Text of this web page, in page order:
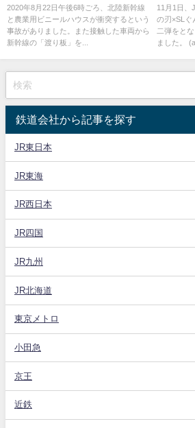
「かがやき号長野行き」などレ
アな行き先も
2020年8月22日午後6時ごろ、北陸新幹線
と農業用ビニールハウスが衝突するという
事故がありました。また接触した車両から
新幹線の「渡り板」を...
｢SLよ
交換 荻
売も
11月1日、
の刃×SLぐ
二弾をと
ました。
鉄道会社から記事を探す
JR東日本
JR東海
JR西日本
JR四国
JR九州
JR北海道
東京メトロ
小田急
京王
近鉄